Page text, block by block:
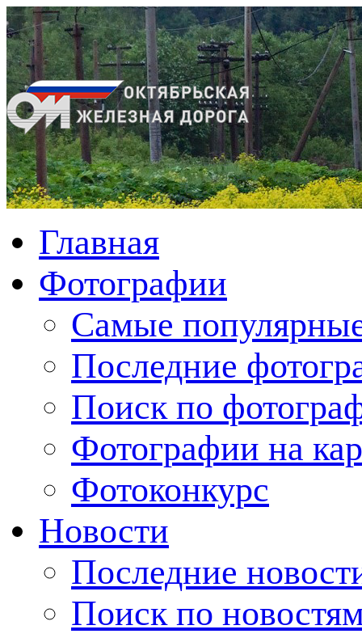
Главная
Фотографии
Cамые
Последние
Поиск по
Фотографии на
Фотоконкурс
Новости
Последние
Поиск по